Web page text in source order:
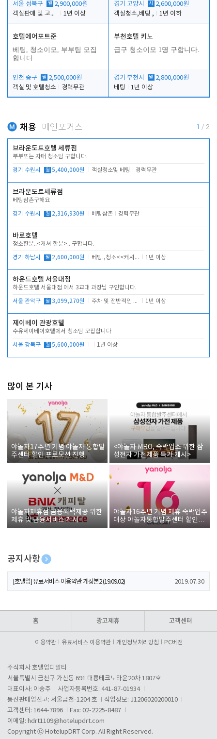
서울 성북구 월 2,900,000원
객실판매 및 고객응대
1년 이상
경기 고양시 시
2,600,000원
객실청소,베팅 ,
1년 이하
호텔에어포트준
베팅, 청소이모, 부부팀 모집
합니다.
인천 중구 월 2,500,000원
객실 및 호텔청소
경력무관
부천호텔 키노
급구 청소이모 1명 구합니다.
경기 부천시 월 2,800,000원
베팅
1년 이상
채용 메인포커스 1 / 2
브라운도트호텔 세류점
부부또는 자매 청소팀 구합니다.
경기 수원시 월 5,400,000원 객실청소및 베팅 경력무관
브라운도트세류점
베팅삼촌구해요
경기 수원시 월 2,316,930원 베팅삼촌 경력무관
바로호텔
청소한분..<캐셔 한분>.. 구합니다.
경기 하남시 월 2,600,000원 베팅.,청소<<캐셔 모셔봅니다. 1년 이상
하운드호텔 서울대점
하운드호텔 서울대점 에서 3교대 과장님 구인합니다.
서울 관악구 월 3,099,270원 주차 및 전반적인 당번업무 1년 이상
제이베이 관광호텔
수유제이베이호텔에서 청소팀 모집합니다
서울 강북구 월 5,600,000원 1년 이상
많이 본 기사
야놀자17주년 기념 야놀자 통합발
주센터 할인 프로모션 진행
<야놀자 MRO, 숙박업소 위한 삼
성전자 가전제품 특가 개시>
야놀자제휴점 금융혜택제공 위한
제휴 및 금융서비스 게시
야놀자16주년 기념 제휴 숙박업주
대상 야놀자통합발주센터 할인쿠
폰 증정
공지사항
[호텔업] 개인정보 처리방침 개정본1 (19.09.02)
[호텔업] 유료서비스 이용약관 개정본2 (19.09.02) 2019.07.30
홈 광고제휴 고객센터
이용약관 유료서비스 이용약관 개인정보처리방침 PC버전
주식회사 호텔업디알티
서울특별시 금천구 가산동 691 대륭테크노타운20차 1807호
대표이사: 이송주
사업자등록번호: 441-87-01934
통신판매업신고: 서울금천-1204 호
직업정보: J1206020200010
고객센터: 1644-7896
Fax: 02-2225-8487
이메일: hdrt1109@hotelupdrt.com
Copyright ⓒ HotelupDRT Corp. All Right Reserved.